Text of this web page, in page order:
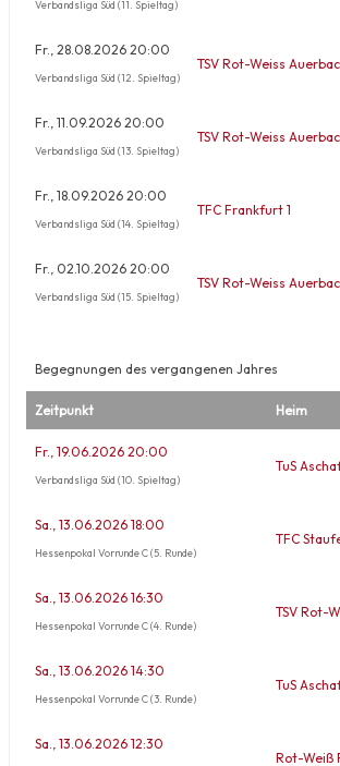
Verbandsliga Süd (11. Spieltag)
Fr., 28.08.2026 20:00
Verbandsliga Süd (12. Spieltag)
TSV Rot-Weiss
Fr., 11.09.2026 20:00
Verbandsliga Süd (13. Spieltag)
TSV Rot-Weiss
Fr., 18.09.2026 20:00
Verbandsliga Süd (14. Spieltag)
TFC Frankfurt 1
Fr., 02.10.2026 20:00
Verbandsliga Süd (15. Spieltag)
TSV Rot-Weiss
Begegnungen des vergangenen Jahres
Zeitpunkt Heim
Fr., 19.06.2026 20:00
Verbandsliga Süd (10. Spieltag)
TuS
Sa., 13.06.2026 18:00
Hessenpokal Vorrunde C (5. Runde)
TFC
Sa., 13.06.2026 16:30
Hessenpokal Vorrunde C (4. Runde)
TSV Rot-
Sa., 13.06.2026 14:30
Hessenpokal Vorrunde C (3. Runde)
TuS
Sa., 13.06.2026 12:30
Rot-Weiß